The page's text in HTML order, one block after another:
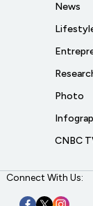
News
Photo
CNBC
Connect With Us: